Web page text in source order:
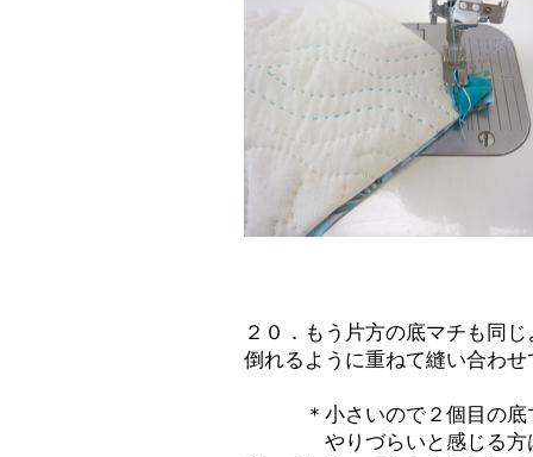
２０．もう片方の底マチも同
倒れるように重ねて縫い合わ
＊小さいので２個目の底マ
やりづらいと感じる方は